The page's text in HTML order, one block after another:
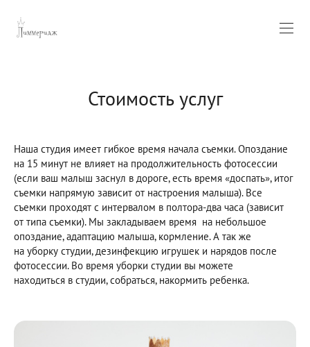
Стоимость услуг
Наша студия имеет гибкое время начала съемки. Опоздание
на 15 минут не влияет на продолжительность фотосессии
(если ваш малыш заснул в дороге, есть время «доспать», итог
съемки напрямую зависит от настроения малыша). Все
съемки проходят с интервалом в полтора-два часа (зависит
от типа съемки). Мы закладываем время на небольшое
опоздание, адаптацию малыша, кормление. А так же
на уборку студии, дезинфекцию игрушек и нарядов после
фотосессии. Во время уборки студии вы можете
находиться в студии, собраться, накормить ребенка.